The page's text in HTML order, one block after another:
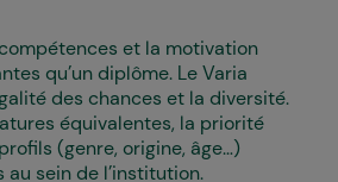
et la motivation
qu’un diplôme. Le Varia
des chances et la diversité.
équivalentes, la priorité
(genre, origine, âge...)
sein de l’institution.